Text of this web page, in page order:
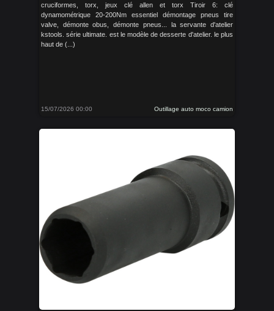
cruciformes, torx, jeux clé allen et torx Tiroir 6: clé
dynamométrique 20-200Nm essentiel démontage pneus tire
valve, démonte obus, démonte pneus... la servante d'atelier
kstools. série ultimate. est le modèle de desserte d'atelier. le plus
haut de (...)
15/07/2026 00:00 Outillage auto moco camion